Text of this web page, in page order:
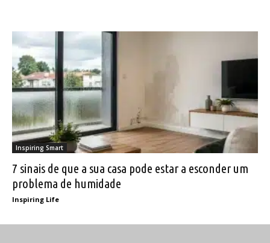
Inspiring Smart
7 sinais de que a sua casa pode estar a esconder um
problema de humidade
Inspiring Life